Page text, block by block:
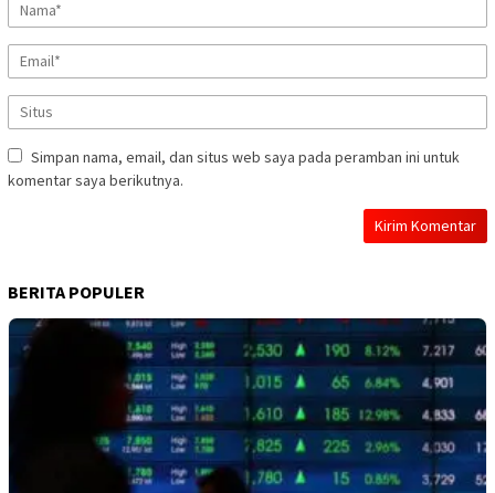
Simpan nama, email, dan situs web saya pada peramban ini untuk
komentar saya berikutnya.
BERITA POPULER